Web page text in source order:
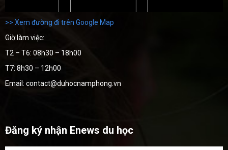
>> Xem đường đi trên Google Map
Giờ làm việc:
T2 – T6: 08h30 – 18h00
T7: 8h30 – 12h00
Email: contact@duhocnamphong.vn
Đăng ký nhận Enews du học